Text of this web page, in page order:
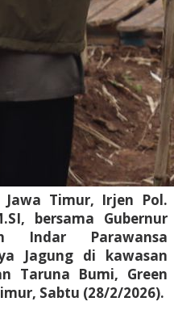
Jawa Timur, Irjen Pol.
bersama Gubernur
Indar Parawansa
Jagung di kawasan
Taruna Bumi, Green
Sabtu (28/2/2026).